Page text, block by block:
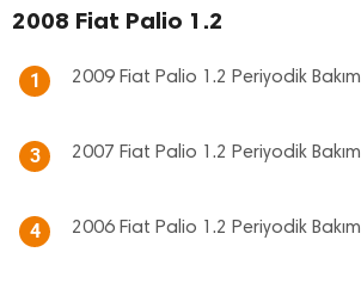
2008 Fiat Palio 1.2
1 2009 Fiat Palio 1.2 Periyodik Bakım
3 2007 Fiat Palio 1.2 Periyodik Bakım
4 2006 Fiat Palio 1.2 Periyodik Bakım